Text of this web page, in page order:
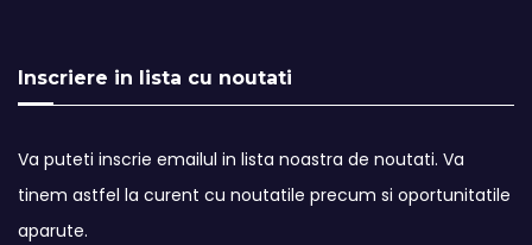
Inscriere in lista cu noutati
Va puteti inscrie emailul in lista noastra de noutati. Va
tinem astfel la curent cu noutatile precum si oportunitatile
aparute.